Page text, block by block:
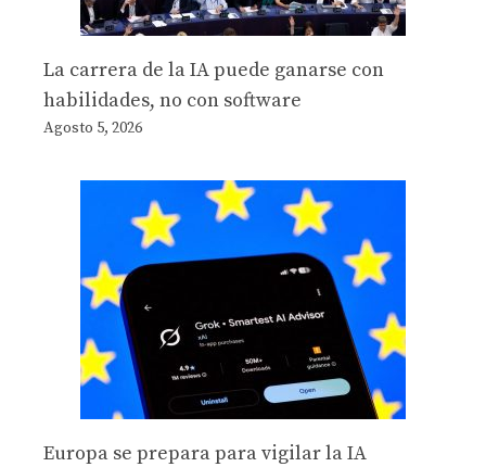
La carrera de la IA puede ganarse con
habilidades, no con software
Agosto 5, 2026
Europa se prepara para vigilar la IA